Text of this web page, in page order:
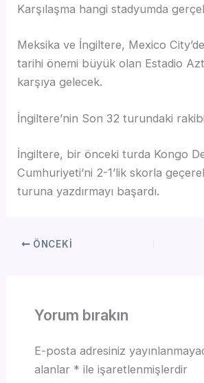
Karşılaşma hangi stadyumda
Meksika ve İngiltere, Mexico
tarihi önemi büyük olan Estadio
karşıya gelecek.
İngiltere’nin Son 32 turundaki
İngiltere, bir önceki turda Kongo
Cumhuriyeti’ni 2-1’lik skorla
turuna yazdırmayı başardı.
ÖNCEKI
Yorum bırakın
E-posta adresiniz
alanlar * ile işaretlenmişlerdir